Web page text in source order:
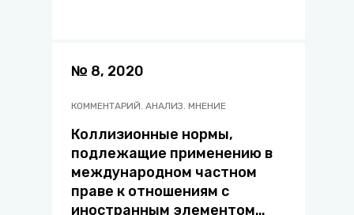
№ 8, 2020
КОММЕНТАРИЙ. АНАЛИЗ. МНЕНИЕ
Коллизионные нормы,
подлежащие применению в
международном частном
праве к отношениям с
иностранным элементом